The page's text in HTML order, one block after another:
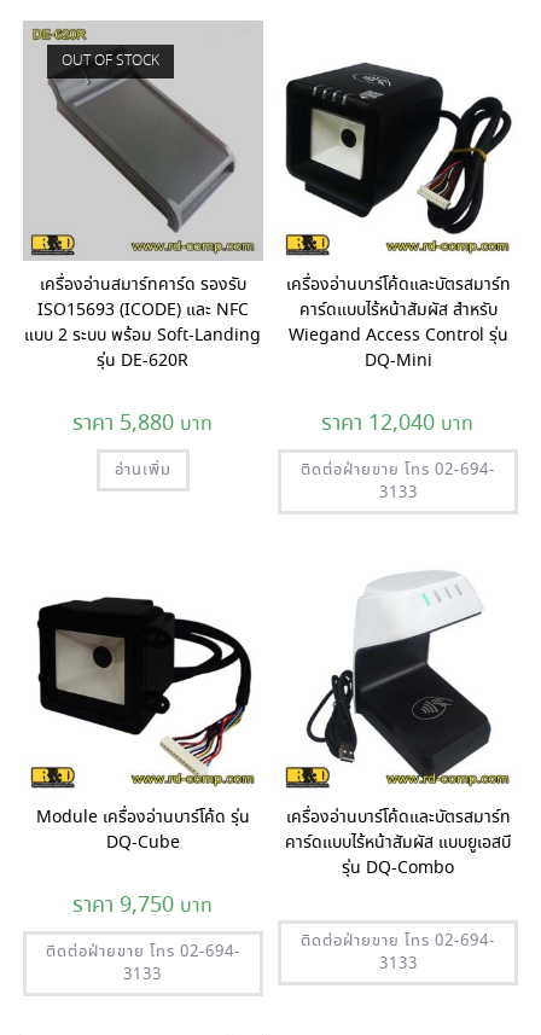
OUT OF STOCK
เครื่องอ่านสมาร์ทคาร์ด รองรับ
ISO15693 (ICODE) และ NFC
แบบ 2 ระบบ พร้อม Soft-Landing
รุ่น DE-620R
5,880
อ่านเพิ่ม
เครื่องอ่านบาร์โค้ดและบัตรสมาร์ท
คาร์ดแบบไร้หน้าสัมผัส สำหรับ
Wiegand Access Control รุ่น
DQ-Mini
12,040
ติดต่อฝ่ายขาย โทร 02-694-
3133
Module เครื่องอ่านบาร์โค้ด รุ่น
DQ-Cube
9,750
ติดต่อฝ่ายขาย โทร 02-694-
3133
เครื่องอ่านบาร์โค้ดและบัตรสมาร์ท
คาร์ดแบบไร้หน้าสัมผัส แบบยูเอสบี
รุ่น DQ-Combo
ติดต่อฝ่ายขาย โทร 02-694-
3133